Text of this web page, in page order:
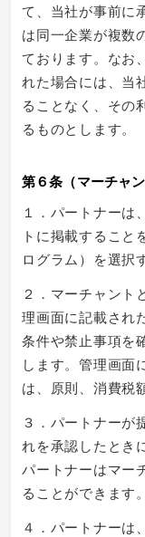
て、当社が事前に
は同一企業が複数
ております。なお
れた場合には、当
ることなく、その
るものとします。
第６条（マーチャ
１．パートナーは
トに掲載すること
ログラム）を選択
２．マーチャント
理画面に記載され
条件や禁止事項を
します。管理画面
は、原則、消費税
３．パートナーが
れを承認したとき
パートナーはマー
ることができます。
４．パートナーは